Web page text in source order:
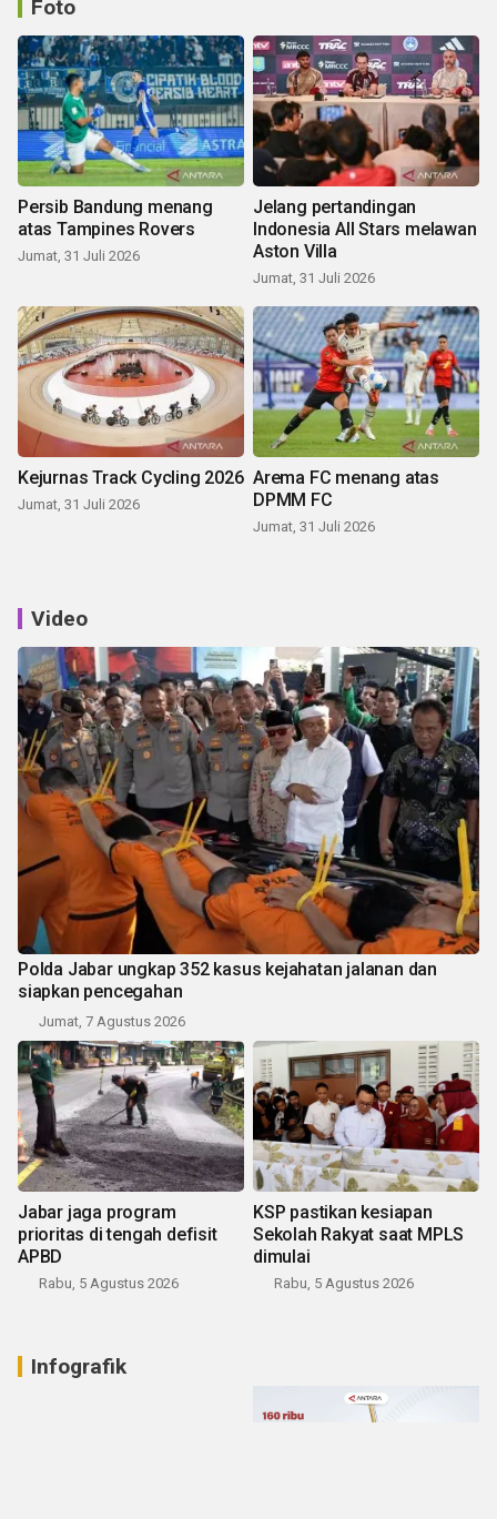
Foto
Persib Bandung menang
atas Tampines Rovers
Jumat, 31 Juli 2026
Jelang pertandingan
Indonesia All Stars melawan
Aston Villa
Jumat, 31 Juli 2026
Kejurnas Track Cycling 2026
Jumat, 31 Juli 2026
Arema FC menang atas
DPMM FC
Jumat, 31 Juli 2026
Video
Polda Jabar ungkap 352 kasus kejahatan jalanan dan
siapkan pencegahan
Jumat, 7 Agustus 2026
Jabar jaga program
prioritas di tengah defisit
APBD
Rabu, 5 Agustus 2026
KSP pastikan kesiapan
Sekolah Rakyat saat MPLS
dimulai
Rabu, 5 Agustus 2026
Infografik